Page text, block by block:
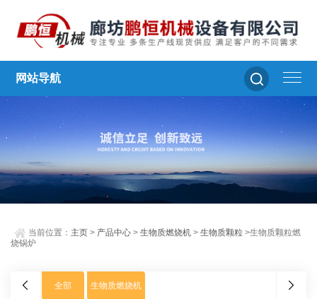
网站导航
当前位置： 主页 > 产品中心 >生物质燃烧机 >生物质颗粒 >生物质颗粒燃
烧锅炉
全部 生物质燃烧机